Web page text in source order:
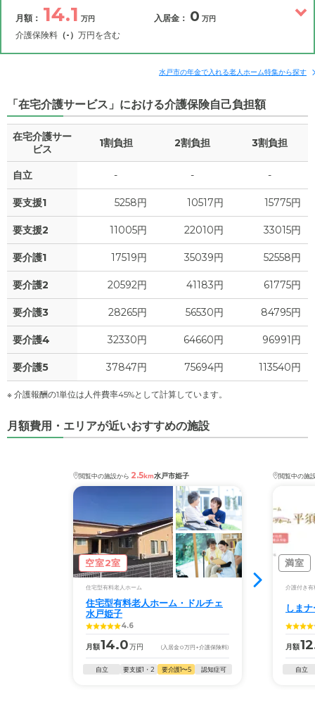
月額： 14.1 万円
介護保険料 （-） 万円を含む
入居金： 0 万円
補足情報
月額費用 ? 14.1 万円
家賃 4.8
食費 ? 2.1 万円
水道・光熱費 0
上乗せ介護費 ? 0 万円
その他 1.8
介護保険料 -
水戸市の年金で入れる老人ホーム特集から探す
「在宅介護サービス」における介護保険自己負担額
在宅介護サー
ビス
1割負担 2割負担 3割負担
自立 - - -
要支援1 5258円 10517円 15775円
要支援2 11005円 22010円 33015円
要介護1 17519円 35039円 52558円
要介護2 20592円 41183円 61775円
要介護3 28265円 56530円 84795円
要介護4 32330円 64660円 96991円
要介護5 37847円 75694円 113540円
※ 介護報酬の1単位は人件費率45%として計算しています。
月額費用・エリアが近いおすすめの施設
閲覧中の施設から 2.5km水戸市姫子
空室2室
住宅型有料老人ホーム
住宅型有料老人ホーム・ドルチェ
水戸姫子
4.6
月額14.0万円 (入居金0万円 +介護保険料)
自立 要支援1・2 要介護1〜5 認知症可
閲覧中の施
満室
介護付き有
しま
月額
自立